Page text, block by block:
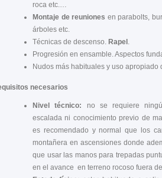
roca etc.…
Montaje de reuniones en parabolts,
árboles etc.
Técnicas de descenso. Rapel .
Progresión en ensamble. Aspectos
Nudos más habituales y uso apropiado
necesarios
Nivel técnico: no se requiere
escalada ni conocimiento previo de
es recomendado y normal que los
montañera en ascensiones donde
que usar las manos para trepadas
en el avance en terreno rocoso fuera